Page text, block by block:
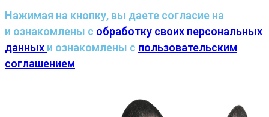
Нажимая на кнопку, вы даете согласие на
и ознакомлены с обработку своих персональных
данных и ознакомлены с пользовательским
соглашением